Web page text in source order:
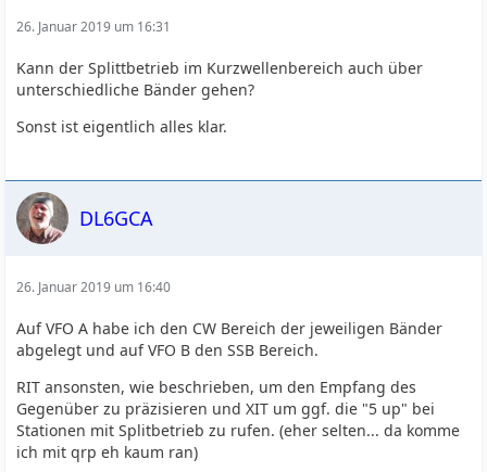
26. Januar 2019 um 16:31
Kann der Splittbetrieb im Kurzwellenbereich auch über
unterschiedliche Bänder gehen?
Sonst ist eigentlich alles klar.
DL6GCA
26. Januar 2019 um 16:40
Auf VFO A habe ich den CW Bereich der jeweiligen Bänder
abgelegt und auf VFO B den SSB Bereich.
RIT ansonsten, wie beschrieben, um den Empfang des
Gegenüber zu präzisieren und XIT um ggf. die "5 up" bei
Stationen mit Splitbetrieb zu rufen. (eher selten... da komme
ich mit qrp eh kaum ran)